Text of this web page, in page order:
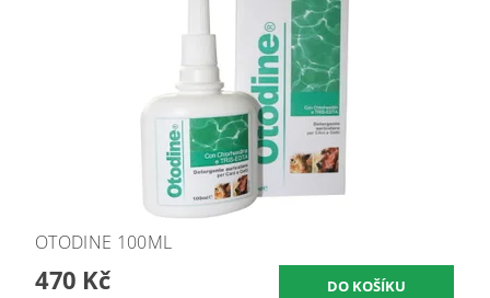
OTODINE 100ML
470 Kč